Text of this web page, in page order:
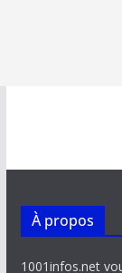
À propos
1001infos.net